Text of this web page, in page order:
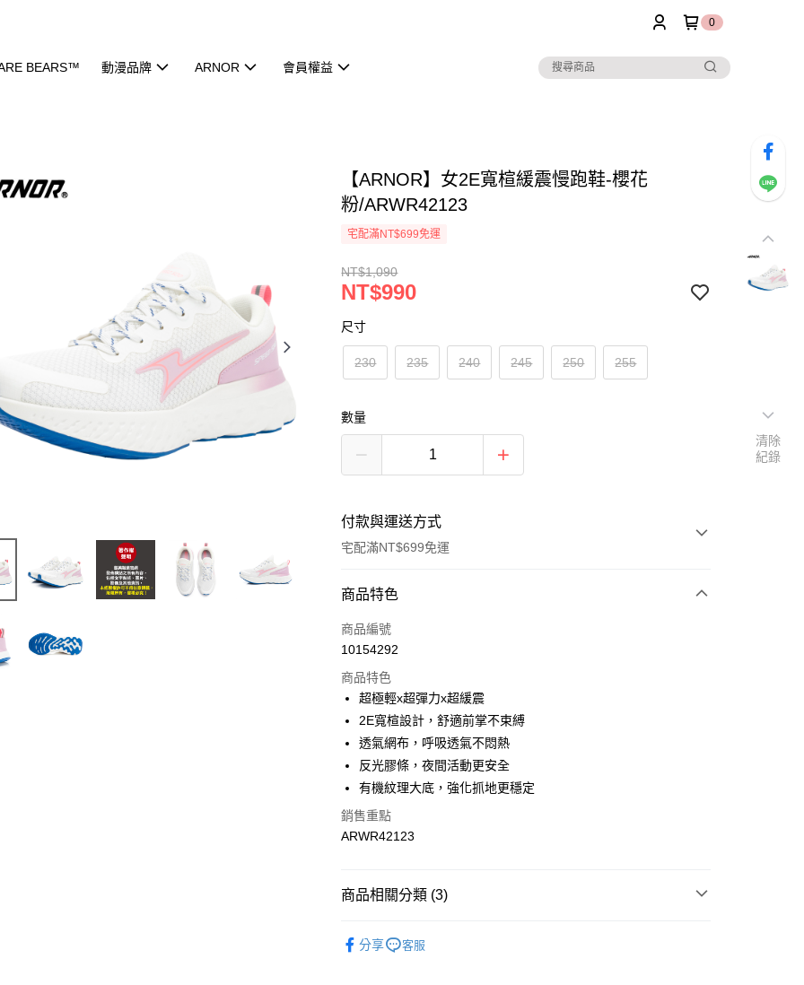
0
BEARS™ 動漫品牌 ARNOR 會員權益
【ARNOR】女2E寬楦緩震慢跑鞋-櫻花
粉/ARWR42123
宅配滿NT$699免運
NT$1,090
NT$990
尺寸
230 235 240 245 250 255
數量
付款與運送方式
宅配滿NT$699免運
付款方式
信用卡一次付款
Apple Pay
街口支付
全盈+PAY
AFTEE先享後付
相關說明
【關於「AFTEE先享後付」】
２．便利：只要手機號碼，簡訊認證，即可結帳。
【「AFTEE先享後付」結帳流程】
ATM付款
運送方式
付款後全家取貨
商品特色
商品編號
10154292
商品特色
超極輕x超彈力x超緩震
2E寬楦設計，舒適前掌不束縛
透氣網布，呼吸透氣不悶熱
反光膠條，夜間活動更安全
有機紋理大底，強化抓地更穩定
銷售重點
ARWR42123
商品相關分類 (3)
分享 客服
清除
紀錄